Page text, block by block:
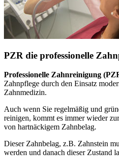
PZR die professionelle
Professionelle Zahnreinigung
Zahnpflege durch den Einsatz
Zahnmedizin.
Auch wenn Sie regelmäßig und
reinigen, kommt es immer wieder
von hartnäckigem Zahnbelag.
Dieser Zahnbelag, z.B. Zahnstein
werden und danach dieser Zustand